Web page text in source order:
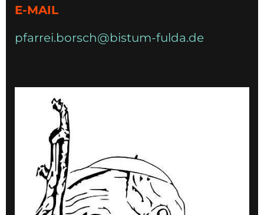
E-MAIL
pfarrei.borsch@bistum-fulda.de